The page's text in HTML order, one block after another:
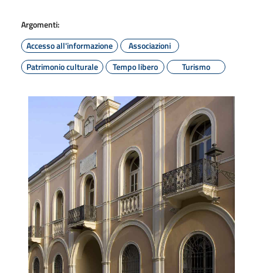
Argomenti:
Accesso all'informazione
Associazioni
Patrimonio culturale
Tempo libero Turismo